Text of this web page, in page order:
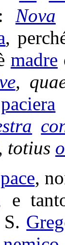
: Nova
,
madre
,
paciera
totius
pace,
e